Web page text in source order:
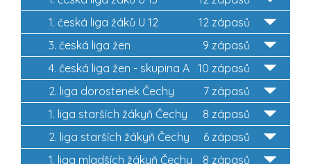
12 zápasů
1. česká liga žáků U 12
9 zápasů
3. česká liga žen
10 zápasů
4. česká liga žen - skupina A
7 zápasů
2. liga dorostenek Čechy
8 zápasů
1. liga starších žákyň Čechy
6 zápasů
2. liga starších žákyň Čechy
8 zápasů
1. liga mladších žákyň Čechy